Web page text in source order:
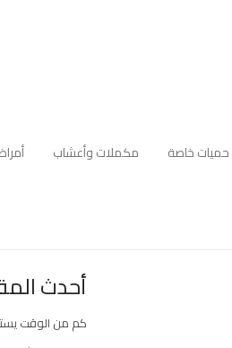
حميات خاصة مكملات وأعشاب
أحدث
كم من الوقت